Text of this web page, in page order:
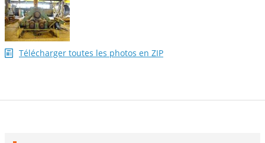
Télécharger toutes les photos en ZIP